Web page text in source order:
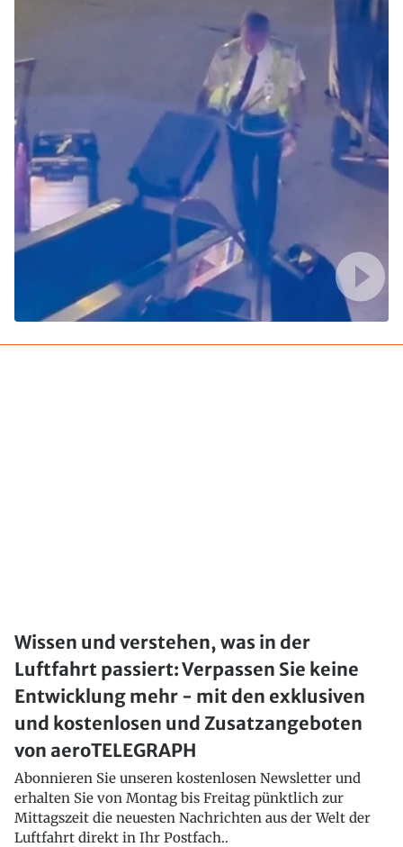
Wissen und verstehen, was in der
Luftfahrt passiert: Verpassen Sie keine
Entwicklung mehr - mit den exklusiven
und kostenlosen und Zusatzangeboten
von aeroTELEGRAPH
Abonnieren Sie unseren kostenlosen Newsletter und
erhalten Sie von Montag bis Freitag pünktlich zur
Mittagszeit die neuesten Nachrichten aus der Welt der
Luftfahrt direkt in Ihr Postfach..